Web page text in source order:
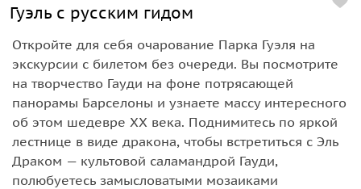
Гуэль с русским гидом
Откройте для себя очарование Парка Гуэля на
экскурсии с билетом без очереди. Вы посмотрите
на творчество Гауди на фоне потрясающей
панорамы Барселоны и узнаете массу интересного
об этом шедевре XX века. Поднимитесь по яркой
лестнице в виде дракона, чтобы встретиться с Эль
Драком — культовой саламандрой Гауди,
полюбуетесь замысловатыми мозаиками